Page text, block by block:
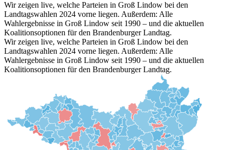
Wir zeigen live, welche Parteien in Groß Lindow bei den
Landtagswahlen 2024 vorne liegen. Außerdem: Alle
Wahlergebnisse in Groß Lindow seit 1990 – und die aktuellen
Koalitionsoptionen für den Brandenburger Landtag.
Wir zeigen live, welche Parteien in Groß Lindow bei den
Landtagswahlen 2024 vorne liegen. Außerdem: Alle
Wahlergebnisse in Groß Lindow seit 1990 – und die aktuellen
Koalitionsoptionen für den Brandenburger Landtag.